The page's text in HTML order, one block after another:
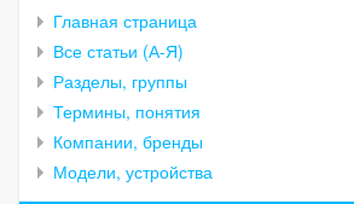
Главная страница
Все статьи (А-Я)
Разделы, группы
Термины, понятия
Компании, бренды
Модели, устройства